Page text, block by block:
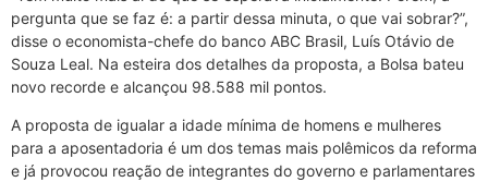
pergunta que se faz é: a partir dessa minuta, o que vai sobrar?”,
disse o economista-chefe do banco ABC Brasil, Luís Otávio de
Souza Leal. Na esteira dos detalhes da proposta, a Bolsa bateu
novo recorde e alcançou 98.588 mil pontos.
A proposta de igualar a idade mínima de homens e mulheres
para a aposentadoria é um dos temas mais polêmicos da reforma
e já provocou reação de integrantes do governo e parlamentares